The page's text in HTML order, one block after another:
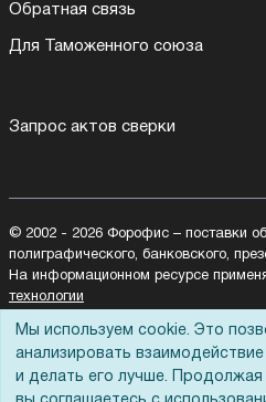
Обратная связь
Для Таможенного союза
Запрос актов сверки
© 2002 - 2026 Форофис – поставки
полиграфического, банковского,
На информационном ресурсе
технологии
соответствуетполитике обработки
Политика обработки персональных
Мы используем cookie. Это
анализировать
и делать его лучше. Продолжая